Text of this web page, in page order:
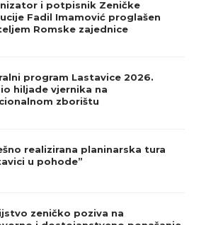
i potpisnik Zeničke
Fadil Imamović proglašen
Romske zajednice
program Lastavice 2026.
hiljade vjernika na
zborištu
realizirana planinarska tura
u pohode”
zeničko poziva na